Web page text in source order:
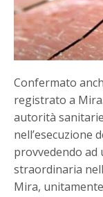
Confermato
registrato a
autorità
nell’esecuzione
provvedendo ad
straordinaria
Mira,